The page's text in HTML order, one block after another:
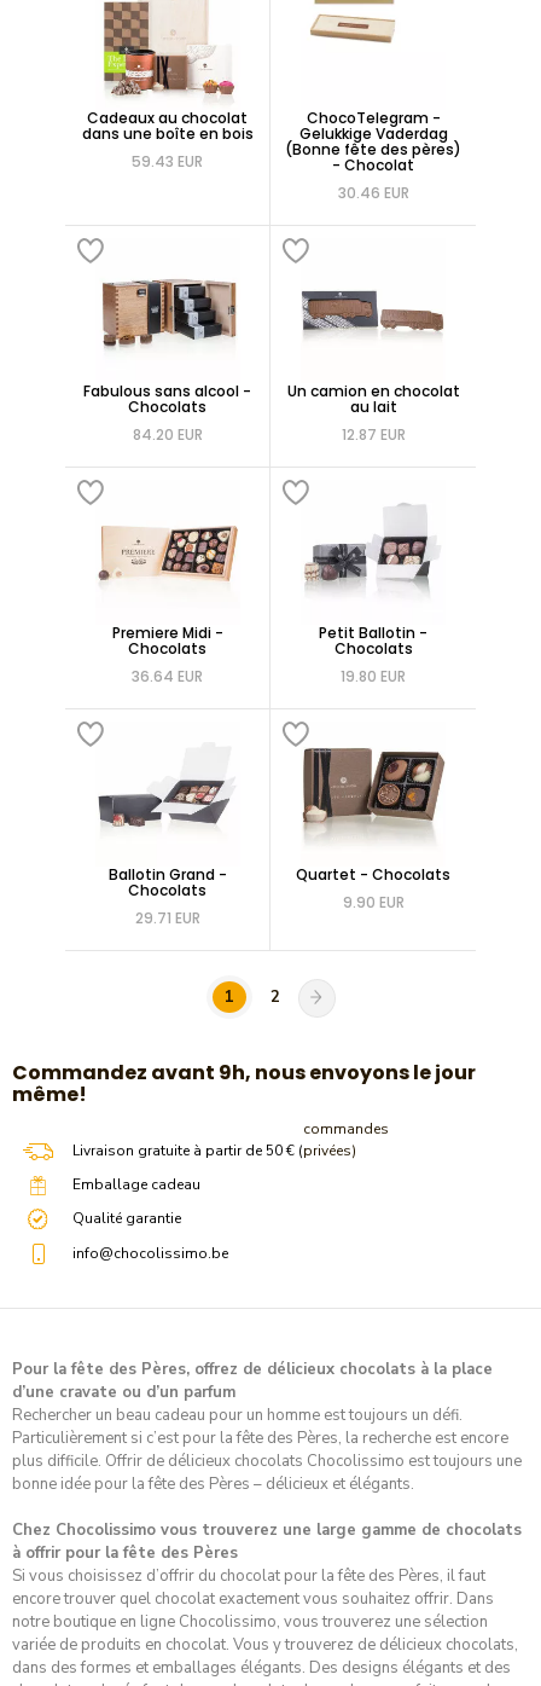
Cadeaux au chocolat
dans une boîte en bois
59.43 EUR
ChocoTelegram -
Gelukkige Vaderdag
(Bonne fête des pères)
- Chocolat
30.46 EUR
Fabulous sans alcool -
Chocolats
84.20 EUR
Un camion en chocolat
au lait
12.87 EUR
Premiere Midi -
Chocolats
36.64 EUR
Petit Ballotin -
Chocolats
19.80 EUR
Ballotin Grand -
Chocolats
29.71 EUR
Quartet - Chocolats
9.90 EUR
1 2
​Commandez avant 9h, nous envoyons le jour
même!
Livraison gratuite à partir de 50 € (
commandes
privées)
Emballage cadeau
Qualité garantie
info@chocolissimo.be
Pour la fête des Pères, offrez de délicieux chocolats à la place
d’une cravate ou d’un parfum
Rechercher un beau cadeau pour un homme est toujours un défi.
Particulièrement si c’est pour la fête des Pères, la recherche est encore
plus difficile. Offrir de délicieux chocolats Chocolissimo est toujours une
bonne idée pour la fête des Pères – délicieux et élégants.
Chez Chocolissimo vous trouverez une large gamme de chocolats
à offrir pour la fête des Pères
Si vous choisissez d’offrir du chocolat pour la fête des Pères, il faut
encore trouver quel chocolat exactement vous souhaitez offrir. Dans
notre boutique en ligne Chocolissimo, vous trouverez une sélection
variée de produits en chocolat. Vous y trouverez de délicieux chocolats,
dans des formes et emballages élégants. Des designs élégants et des